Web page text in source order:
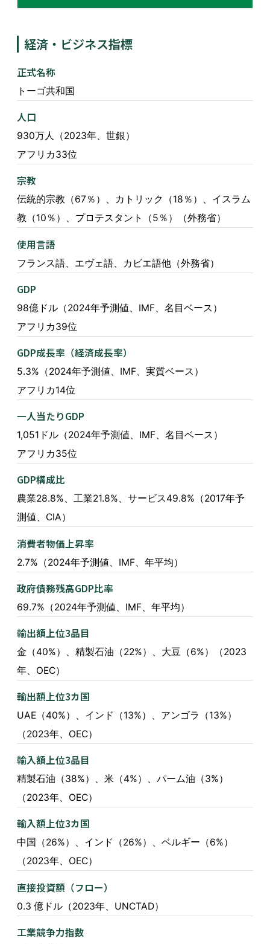
経済・ビジネス指標
正式名称
トーゴ共和国
人口
930万人（2023年、世銀）
アフリカ33位
宗教
伝統的宗教（67％）、カトリック（18％）、イスラム
教（10％）、プロテスタント（5％）（外務省）
使用言語
フランス語、エヴェ語、カビエ語他（外務省）
GDP
98億ドル（2024年予測値、IMF、名目ベース）
アフリカ39位
GDP成長率（経済成長率）
5.3%（2024年予測値、IMF、実質ベース）
アフリカ14位
一人当たりGDP
1,051ドル（2024年予測値、IMF、名目ベース）
アフリカ35位
GDP構成比
農業28.8%、工業21.8%、サービス49.8%（2017年予
測値、CIA）
消費者物価上昇率
2.7%（2024年予測値、IMF、年平均）
政府債務残高GDP比率
69.7%（2024年予測値、IMF、年平均）
輸出額上位3品目
金（40%）、精製石油（22%）、大豆（6%）（2023
年、OEC）
輸出額上位3カ国
UAE（40%）、インド（13%）、アンゴラ（13%）
（2023年、OEC）
輸入額上位3品目
精製石油（38%）、米（4%）、パーム油（3%）
（2023年、OEC）
輸入額上位3カ国
中国（26%）、インド（26%）、ベルギー（6%）
（2023年、OEC）
直接投資額（フロー）
0.3 億ドル（2023年、UNCTAD）
工業競争力指数